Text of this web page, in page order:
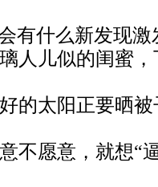
有什么新发现
人儿似的闺蜜
的太阳正要晒
不愿意，就想“